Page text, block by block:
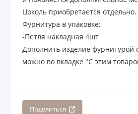
Цоколь приобретается отдельно.
Фурнитура в упаковке:
-Петля накладная 4шт
Дополнить изделие фурнитурой
можно во вкладке "С этим
Поделиться